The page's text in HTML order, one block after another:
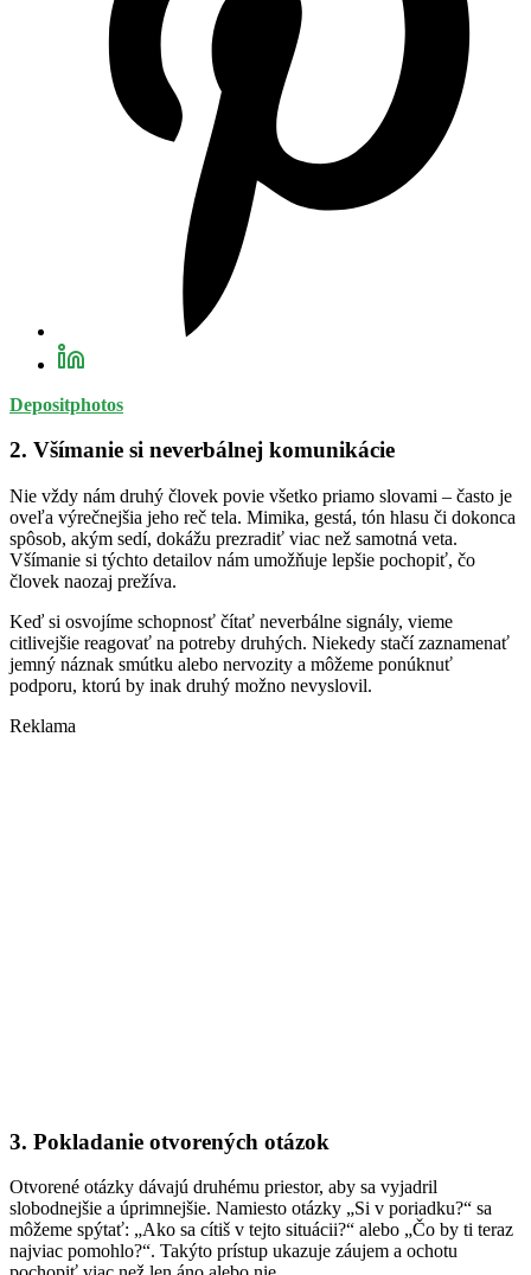
Depositphotos
2. Všímanie si neverbálnej komunikácie
Nie vždy nám druhý človek povie všetko priamo slovami – často je
oveľa výrečnejšia jeho reč tela. Mimika, gestá, tón hlasu či dokonca
spôsob, akým sedí, dokážu prezradiť viac než samotná veta.
Všímanie si týchto detailov nám umožňuje lepšie pochopiť, čo
človek naozaj prežíva.
Keď si osvojíme schopnosť čítať neverbálne signály, vieme
citlivejšie reagovať na potreby druhých. Niekedy stačí zaznamenať
jemný náznak smútku alebo nervozity a môžeme ponúknuť
podporu, ktorú by inak druhý možno nevyslovil.
Reklama
3. Pokladanie otvorených otázok
Otvorené otázky dávajú druhému priestor, aby sa vyjadril
slobodnejšie a úprimnejšie. Namiesto otázky „Si v poriadku?“ sa
môžeme spýtať: „Ako sa cítiš v tejto situácii?“ alebo „Čo by ti teraz
najviac pomohlo?“. Takýto prístup ukazuje záujem a ochotu